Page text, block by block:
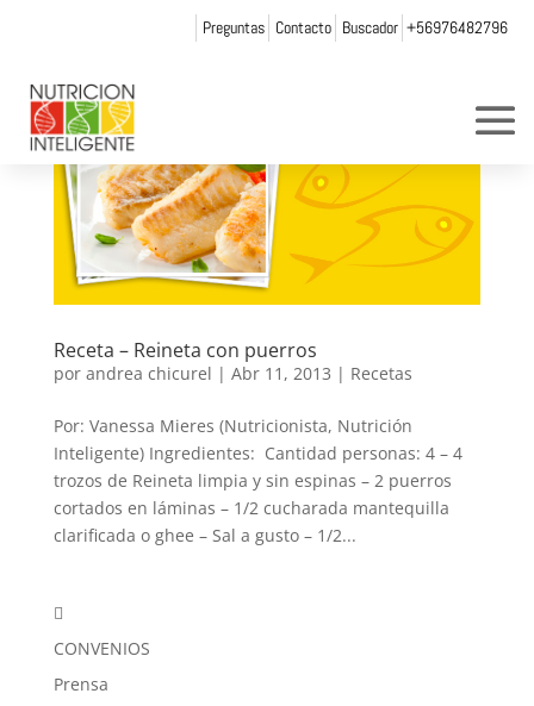
Preguntas Contacto Buscador +56976482796
Receta – Reineta con puerros
por andrea chicurel | Abr 11, 2013 | Recetas
Por: Vanessa Mieres (Nutricionista, Nutrición
Inteligente) Ingredientes: Cantidad personas: 4 – 4
trozos de Reineta limpia y sin espinas – 2 puerros
cortados en láminas – 1/2 cucharada mantequilla
clarificada o ghee – Sal a gusto – 1/2...

CONVENIOS
Prensa